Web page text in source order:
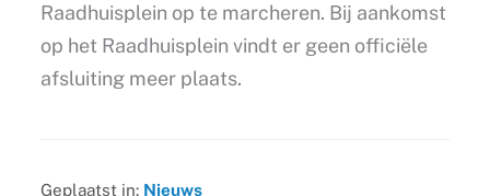
Raadhuisplein op te marcheren. Bij aankomst
op het Raadhuisplein vindt er geen officiële
afsluiting meer plaats.
Geplaatst in: Nieuws